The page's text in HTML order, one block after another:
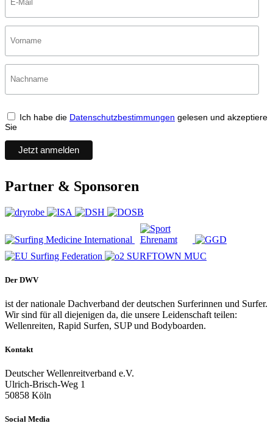
Ich habe die Datenschutzbestimmungen gelesen und akzeptiere
Sie
Partner & Sponsoren
Der DWV
ist der nationale Dachverband der deutschen Surferinnen und Surfer.
Wir sind für all diejenigen da, die unsere Leidenschaft teilen:
Wellenreiten, Rapid Surfen, SUP und Bodyboarden.
Kontakt
Deutscher Wellenreitverband e.V.
Ulrich-Brisch-Weg 1
50858 Köln
Social Media